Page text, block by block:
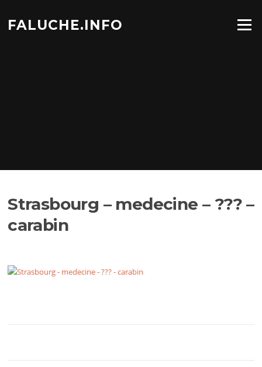
contenu
FALUCHE.INFO Menu
Strasbourg – medecine – ??? –
carabin